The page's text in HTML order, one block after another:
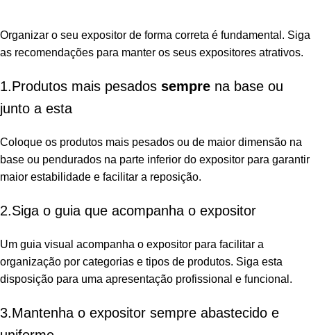
Organizar o seu expositor de forma correta é fundamental. Siga
as recomendações para manter os seus expositores atrativos.
1.Produtos mais pesados sempre na base ou
junto a esta
Coloque os produtos mais pesados ou de maior dimensão na
base ou pendurados na parte inferior do expositor para garantir
maior estabilidade e facilitar a reposição.
2.Siga o guia que acompanha o expositor
Um guia visual acompanha o expositor para facilitar a
organização por categorias e tipos de produtos. Siga esta
disposição para uma apresentação profissional e funcional.
3.Mantenha o expositor sempre abastecido e